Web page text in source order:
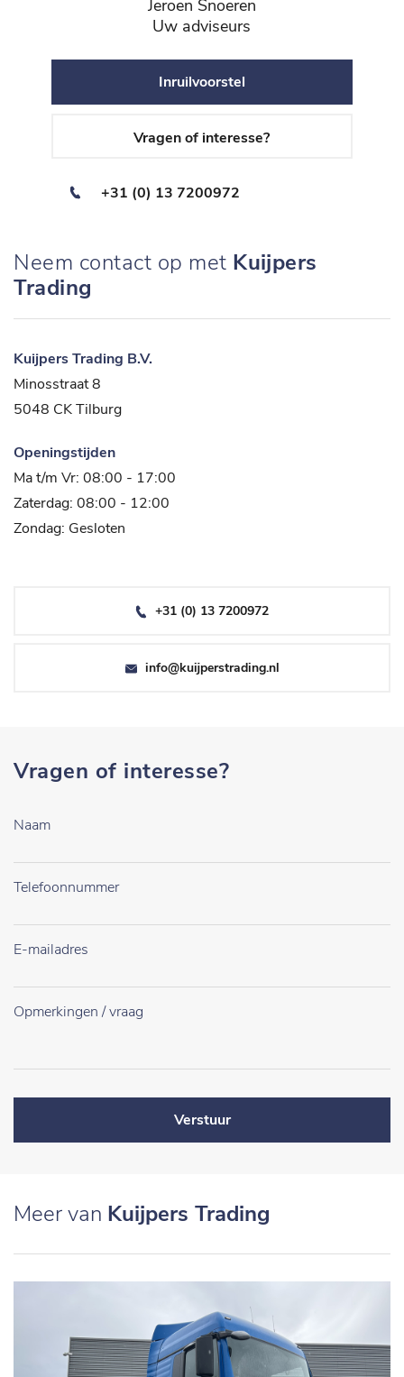
Jeroen Snoeren
Uw adviseurs
Inruilvoorstel
Vragen of interesse?
+31 (0) 13 7200972
Neem contact op met Kuijpers
Trading
Kuijpers Trading B.V.
Minosstraat 8
5048 CK Tilburg
Openingstijden
Ma t/m Vr: 08:00 - 17:00
Zaterdag: 08:00 - 12:00
Zondag: Gesloten
+31 (0) 13 7200972
info@kuijperstrading.nl
Vragen of interesse?
Verstuur
Meer van Kuijpers Trading